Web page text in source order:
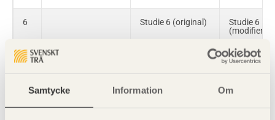
Samtycke Information Om
6 Studie 6 (original)
Studie 6
7 Studie 7 (original)
Studie 6
Tabell 2. Systemgränser för livscykelanalys i de sju olika studierna.